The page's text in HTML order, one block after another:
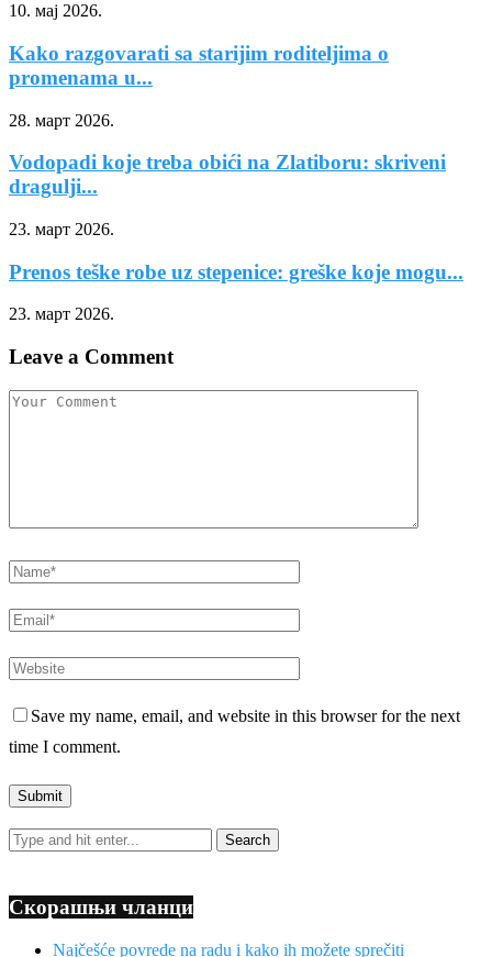
10. мај 2026.
Kako razgovarati sa starijim roditeljima o
promenama u...
28. март 2026.
Vodopadi koje treba obići na Zlatiboru: skriveni
dragulji...
23. март 2026.
Prenos teške robe uz stepenice: greške koje mogu...
23. март 2026.
Leave a Comment
Save my name, email, and website in this browser for the next
time I comment.
Скорашњи чланци
Najčešće povrede na radu i kako ih možete sprečiti